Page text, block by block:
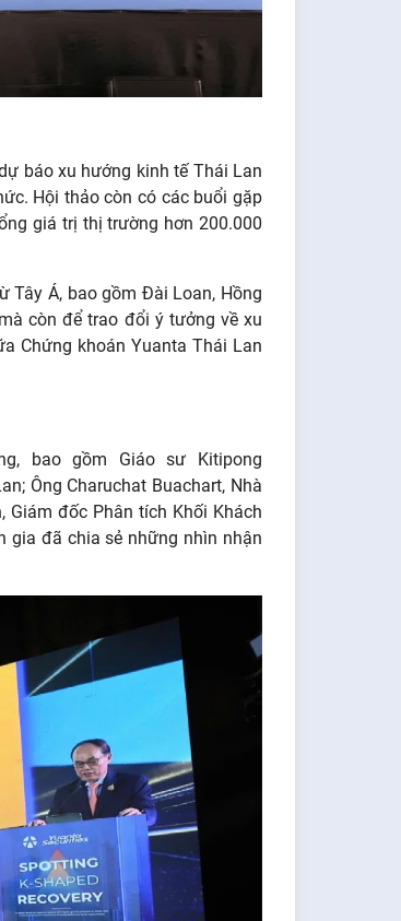
báo xu hướng kinh tế Thái Lan
Hội thảo còn có các buổi gặp
giá trị thị trường hơn 200.000
Tây Á, bao gồm Đài Loan, Hồng
còn để trao đổi ý tưởng về xu
Chứng khoán Yuanta Thái Lan
bao gồm Giáo sư Kitipong
Ông Charuchat Buachart, Nhà
Giám đốc Phân tích Khối Khách
gia đã chia sẻ những nhìn nhận